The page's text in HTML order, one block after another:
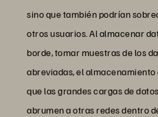
sino que también podrían
otros usuarios. Al almacenar
borde, tomar muestras de los
abreviadas, el
que las grandes cargas de
abrumen a otras redes dentro